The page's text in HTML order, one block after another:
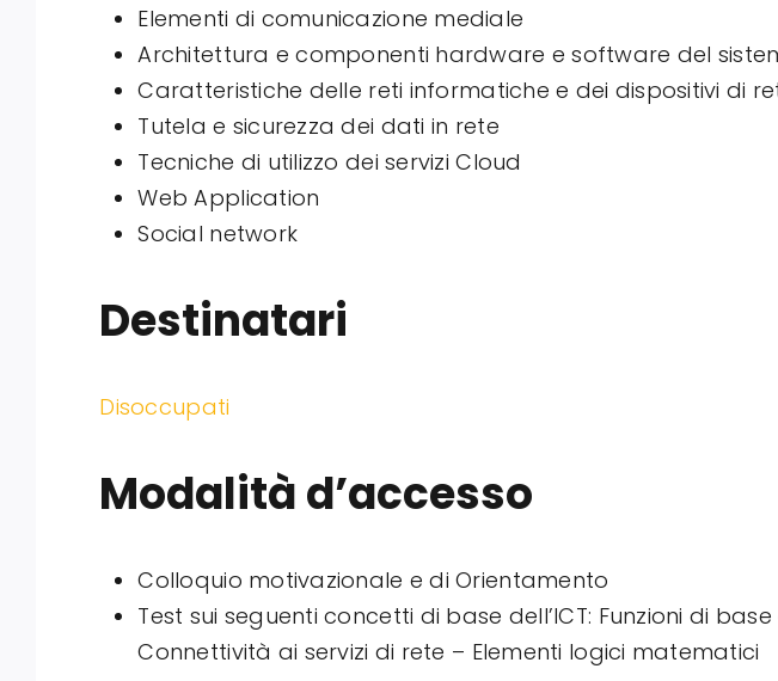
Elementi di comunicazione mediale
Architettura e componenti hardware e software del
Caratteristiche delle reti informatiche e dei dispositivi di
Tutela e sicurezza dei dati in rete
Tecniche di utilizzo dei servizi Cloud
Web Application
Social network
Destinatari
Disoccupati
Modalità d’accesso
Colloquio motivazionale e di Orientamento
Test sui seguenti concetti di base dell’ICT: Funzioni di
Connettività ai servizi di rete – Elementi logici matematici